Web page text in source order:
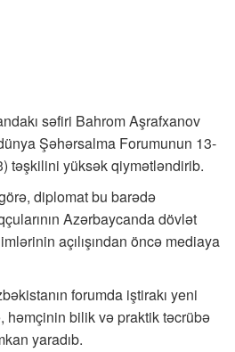
səfiri Bahrom Aşrafxanov
Şəhərsalma Forumunun 13-
təşkilini yüksək qiymətləndirib.
diplomat bu barədə
Azərbaycanda dövlət
açılışından öncə mediaya
forumda iştirakı yeni
həmçinin bilik və praktik təcrübə
yaradıb.